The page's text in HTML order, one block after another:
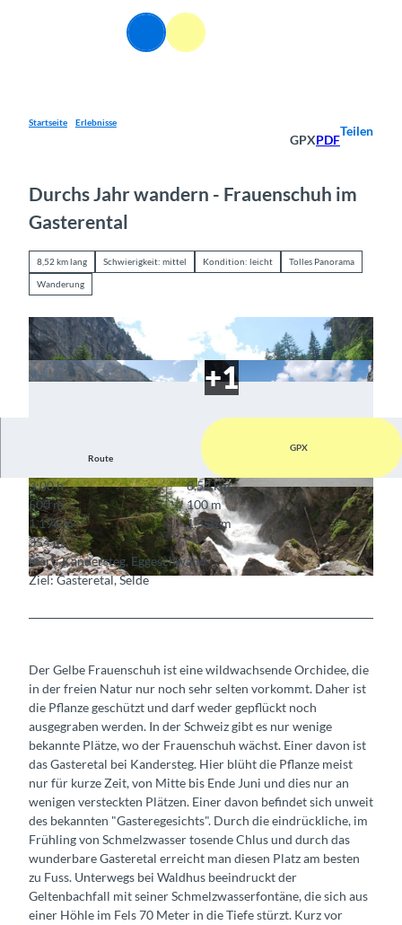
Suche Menü
Startseite Erlebnisse
GPXPDF
Teilen
Durchs Jahr wandern - Frauenschuh im
Gasterental
8,52 km lang Schwierigkeit: mittel Kondition: leicht Tolles Panorama
Wanderung
© Berner Wanderwege
© Berner Wanderwege © Berner Wanderwege
Route
GPX
3:00 h
8,52 km
500 m
100 m
1.196 m
1.550 m
354 m
Start: Kandersteg, Eggeschwand
Ziel: Gasteretal, Selde
Der Gelbe Frauenschuh ist eine wildwachsende Orchidee, die
in der freien Natur nur noch sehr selten vorkommt. Daher ist
die Pflanze geschützt und darf weder gepflückt noch
ausgegraben werden. In der Schweiz gibt es nur wenige
bekannte Plätze, wo der Frauenschuh wächst. Einer davon ist
das Gasteretal bei Kandersteg. Hier blüht die Pflanze meist
nur für kurze Zeit, von Mitte bis Ende Juni und dies nur an
wenigen versteckten Plätzen. Einer davon befindet sich unweit
des bekannten "Gasteregesichts". Durch die eindrückliche, im
Frühling von Schmelzwasser tosende Chlus und durch das
wunderbare Gasteretal erreicht man diesen Platz am besten
zu Fuss. Unterwegs bei Waldhus beeindruckt der
Geltenbachfall mit seiner Schmelzwasserfontäne, die sich aus
einer Höhle im Fels 70 Meter in die Tiefe stürzt. Kurz vor